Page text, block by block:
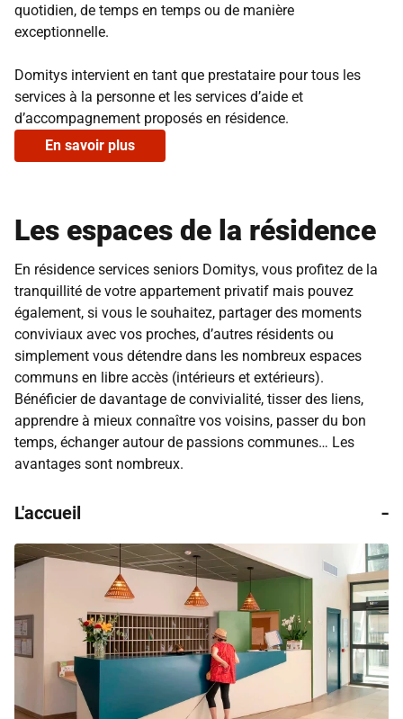
quotidien, de temps en temps ou de manière
exceptionnelle.
Domitys intervient en tant que prestataire pour tous les
services à la personne et les services d’aide et
d’accompagnement proposés en résidence.
En savoir plus
Les espaces de la résidence
En résidence services seniors Domitys, vous profitez de la
tranquillité de votre appartement privatif mais pouvez
également, si vous le souhaitez, partager des moments
conviviaux avec vos proches, d’autres résidents ou
simplement vous détendre dans les nombreux espaces
communs en libre accès (intérieurs et extérieurs).
Bénéficier de davantage de convivialité, tisser des liens,
apprendre à mieux connaître vos voisins, passer du bon
temps, échanger autour de passions communes… Les
avantages sont nombreux.
L'accueil -